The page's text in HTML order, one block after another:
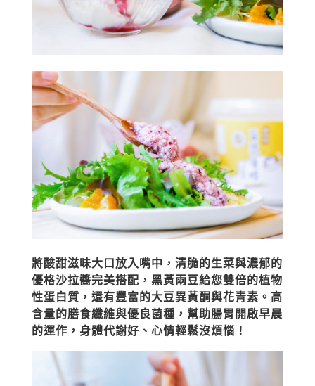
將酸甜滋味大口放入嘴中，清脆的生菜與濃郁的
優格沙拉醬完美搭配，黑黃兩豆給您雙倍的植物
性蛋白質，還有豐富的大豆異黃酮與花青素。高
含量的膳食纖維與優良菌種，幫助腸胃開啟早晨
的運作，身體代謝好、心情輕鬆沒煩惱！